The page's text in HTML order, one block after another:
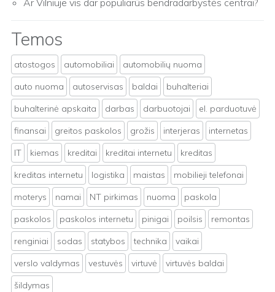
Ar Vilniuje vis dar populiarūs bendradarbystės centrai?
Temos
atostogos automobiliai
automobilių nuoma
auto nuoma
autoservisas baldai
buhalteriai
buhalterinė apskaita
darbas darbuotojai
el. parduotuvė
finansai
greitos paskolos grožis interjeras
internetas
IT
kiemas kreditai kreditai internetu
kreditas
kreditas internetu
logistika maistas
mobilieji telefonai
moterys
namai NT pirkimas nuoma
paskola
paskolos
paskolos internetu pinigai poilsis
remontas
renginiai
sodas statybos technika
vaikai
verslo valdymas
vestuvės virtuvė
virtuvės baldai
šildymas